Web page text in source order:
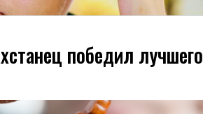
победил лучшего